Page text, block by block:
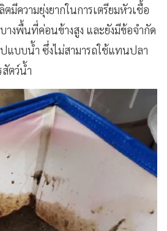
ตมีความยุ่งยากในการเตรียมหัวเชื้อ
างพื้นที่ค่อนข้างสูง และยังมีข้อจำกัด
แบบน้ำ ซึ่งไม่สามารถใช้แทนปลา
ตว์น้ำ